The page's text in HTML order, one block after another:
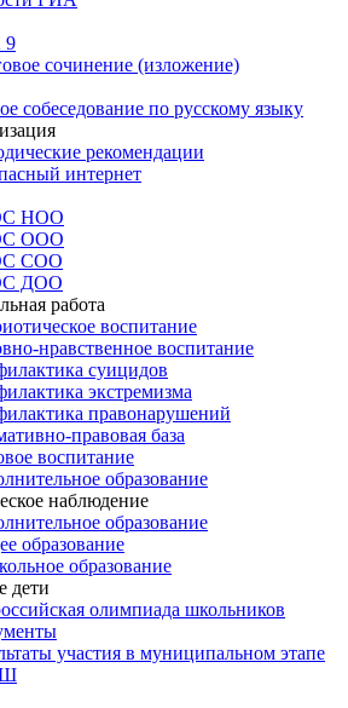
9
сочинение (изложение)
собеседование по русскому языку
рекомендации
интернет
НОО
ООО
СОО
ДОО
работа
воспитание
нравственное воспитание
суицидов
экстремизма
правонарушений
правовая база
воспитание
образование
наблюдение
образование
образование
образование
дети
олимпиада школьников
участия в муниципальном этапе